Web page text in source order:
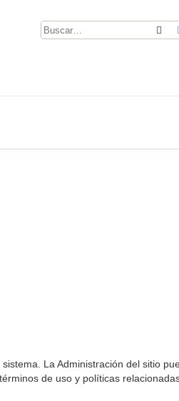
La Administración del sitio
de uso y políticas